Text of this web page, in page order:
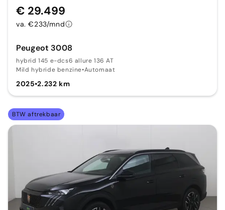
Peugeot 3008
hybrid 145 e-dcs6 allure 136 AT
Mild hybride benzine•Automaat
2025•2.232 km
€ 29.499
va. €233/mnd
BTW aftrekbaar